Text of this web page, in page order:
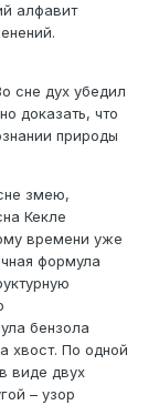
алфавит
сне дух убедил
доказать, что
природы
змею,
Кекле
времени уже
формула
бензола
хвост. По одной
виде двух
– узор